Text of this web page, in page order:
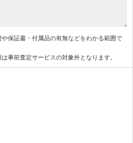
保証書・付属品の有無などをわかる範囲で
事前査定サービスの対象外となります。